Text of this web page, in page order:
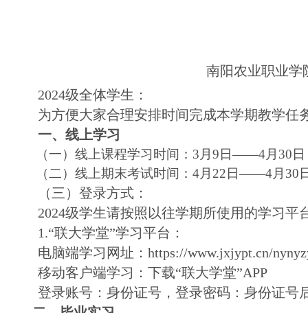
南阳农业职业学
2024级全体学生：
为方便大家合理安排时间完成本学期教学
一、线上学习
（一）线上课程学习时间：3月9日——4月30日
（二）线上期末考试时间：4月22日——4月30
（三）登录方式：
2024级学生请按照以往学期所使用的学习
1.“联大学堂”学习平台：
电脑端学习网址：https://www.jxjypt.cn/
移动客户端学习：下载“联大学堂”APP
登录账号：身份证号，登录密码：身份证号